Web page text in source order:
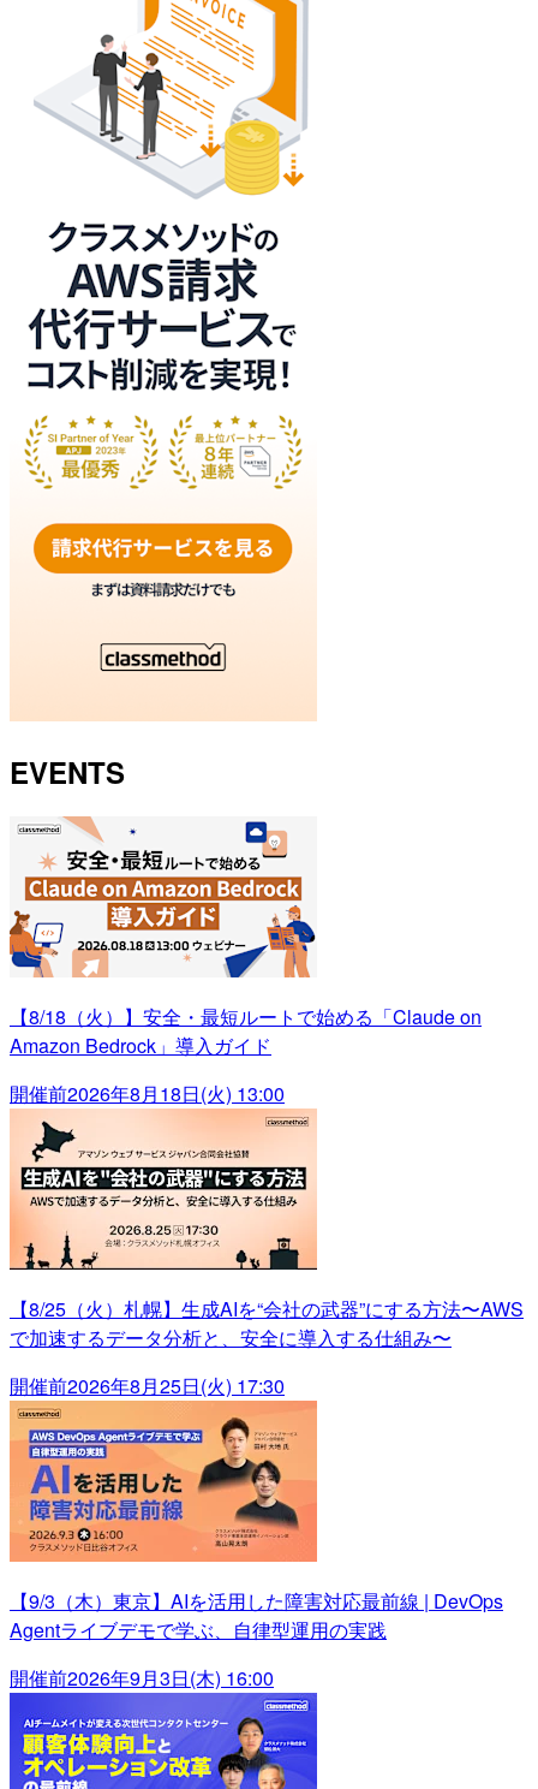
EVENTS
【8/18（火）】安全・最短ルートで始める「Claude on
Amazon Bedrock」導入ガイド
開催前2026年8月18日(火) 13:00
【8/25（火）札幌】生成AIを“会社の武器”にする方法〜AWS
で加速するデータ分析と、安全に導入する仕組み〜
開催前2026年8月25日(火) 17:30
【9/3（木）東京】AIを活用した障害対応最前線 | DevOps
Agentライブデモで学ぶ、自律型運用の実践
開催前2026年9月3日(木) 16:00